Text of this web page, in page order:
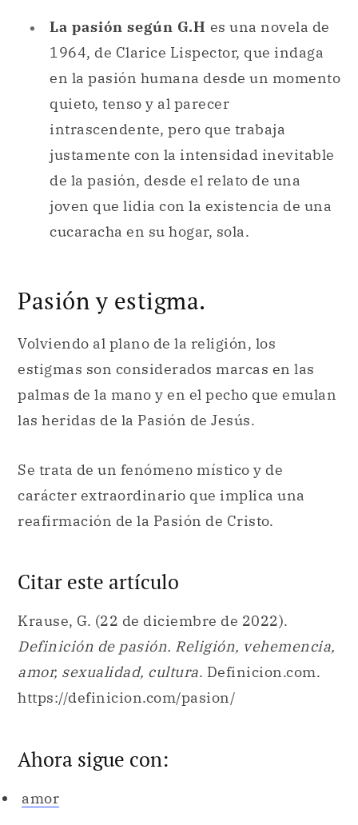
La pasión según G.H es una novela de
1964, de Clarice Lispector, que indaga
en la pasión humana desde un momento
quieto, tenso y al parecer
intrascendente, pero que trabaja
justamente con la intensidad inevitable
de la pasión, desde el relato de una
joven que lidia con la existencia de una
cucaracha en su hogar, sola.
Pasión y estigma.
Volviendo al plano de la religión, los
estigmas son considerados marcas en las
palmas de la mano y en el pecho que emulan
las heridas de la Pasión de Jesús.
Se trata de un fenómeno místico y de
carácter extraordinario que implica una
reafirmación de la Pasión de Cristo.
Citar este artículo
Krause, G. (22 de diciembre de 2022).
Definición de pasión. Religión, vehemencia,
amor, sexualidad, cultura. Definicion.com.
https://definicion.com/pasion/
Ahora sigue con:
amor